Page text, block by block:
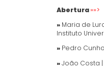
Abertura»»>
» Maria de
Instituto
» Pedro
»João Costa |